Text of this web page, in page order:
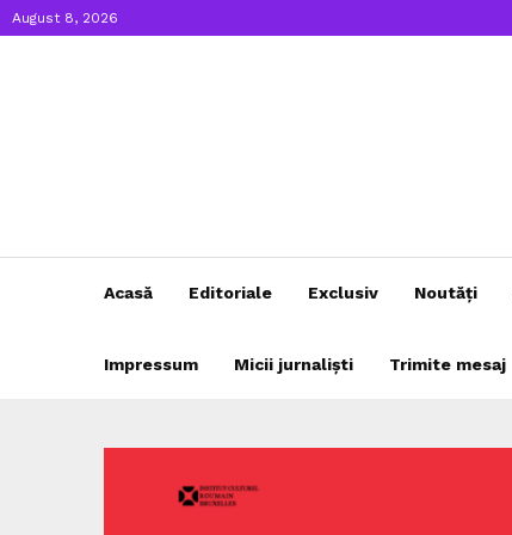
August 8, 2026
Acasă Editoriale Exclusiv Noutăți
Impressum Micii jurnaliști Trimite mesaj